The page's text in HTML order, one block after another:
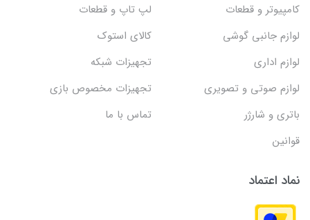
کامپیوتر و قطعات
لپ تاپ و قطعات
لوازم جانبی گوشی
کالای استوک
لوازم اداری
تجهیزات شبکه
لوازم صوتی و تصویری
تجهیزات مخصوص بازی
باتری و شارژر
تماس با ما
قوانین
نماد اعتماد